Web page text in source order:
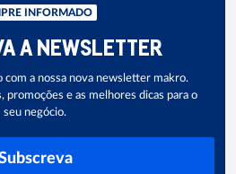
INFORMADO
A NEWSLETTER
com a nossa nova newsletter makro.
promoções e as melhores dicas para o
seu negócio.